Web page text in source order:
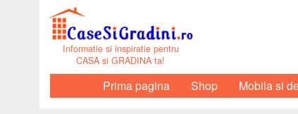
Informatie si inspiratie pentru
CASA si GRADINA ta!
Prima pagina Shop Mobila si